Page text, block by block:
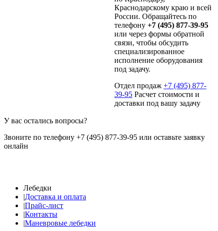
Краснодарскому краю и всей
России. Обращайтесь по
телефону +7 (495) 877-39-95
или через формы обратной
связи, чтобы обсудить
специализированное
исполнение оборудования
под задачу.
Отдел продаж +7 (495) 877-
39-95 Расчет стоимости и
доставки под вашу задачу
У вас остались вопросы?
Звоните по телефону +7 (495) 877-39-95 или оставьте заявку
онлайн
Лебедки
|Доставка и оплата
|Прайс-лист
|Контакты
|Маневровые лебедки